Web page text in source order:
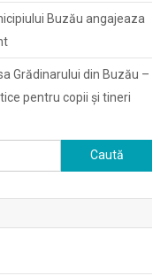
Buzău angajeaza
Grădinarului din Buzău –
pentru copii și tineri
Caută
după: